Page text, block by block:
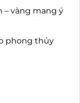
– vàng mang ý
phong thủy